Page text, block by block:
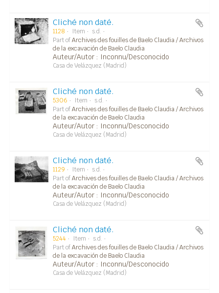
Cliché non daté.
1128 Item
s.d.
Part ofArchives des fouilles de Baelo Claudia / Archivos
de la excavación de Baelo Claudia
Auteur/Autor : Inconnu/Desconocido
Casa de Velázquez (Madrid)
Cliché non daté.
5306 Item
s.d.
Part ofArchives des fouilles de Baelo Claudia / Archivos
de la excavación de Baelo Claudia
Auteur/Autor : Inconnu/Desconocido
Casa de Velázquez (Madrid)
Cliché non daté.
1129 Item
s.d.
Part ofArchives des fouilles de Baelo Claudia / Archivos
de la excavación de Baelo Claudia
Auteur/Autor : Inconnu/Desconocido
Casa de Velázquez (Madrid)
Cliché non daté.
5244 Item
s.d.
Part ofArchives des fouilles de Baelo Claudia / Archivos
de la excavación de Baelo Claudia
Auteur/Autor : Inconnu/Desconocido
Casa de Velázquez (Madrid)